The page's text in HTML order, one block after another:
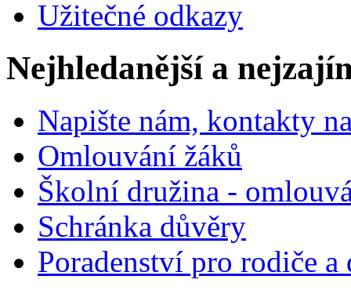
Užitečné odkazy
Nejhledanější a
Napište nám, kontakty
Omlouvání žáků
Školní družina -
Schránka důvěry
Poradenství pro rodiče